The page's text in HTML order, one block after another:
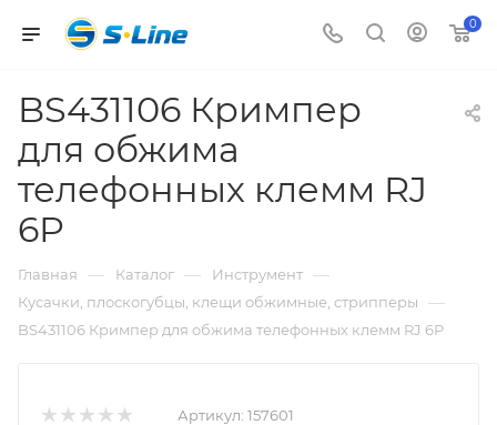
0
BS431106 Кримпер
для обжима
телефонных клемм RJ
6P
Главная — Каталог — Инструмент —
Кусачки, плоскогубцы, клещи обжимные, стрипперы —
BS431106 Кримпер для обжима телефонных клемм RJ 6P
Артикул: 157601